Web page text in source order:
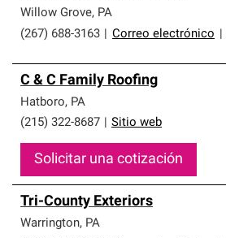
Willow Grove, PA
(267) 688-3163
Correo electrónico
C & C Family Roofing
Hatboro, PA
(215) 322-8687
Sitio web
Solicitar una cotización
Tri-County Exteriors
Warrington, PA